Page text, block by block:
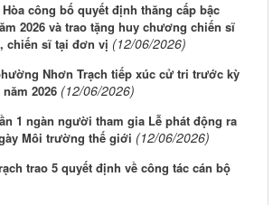
công bố quyết định thăng cấp bậc
2026 và trao tặng huy chương chiến sĩ
chiến sĩ tại đơn vị (12/06/2026)
Nhơn Trạch tiếp xúc cử tri trước kỳ
2026 (12/06/2026)
1 ngàn người tham gia Lễ phát động ra
Môi trường thế giới (12/06/2026)
trao 5 quyết định về công tác cán bộ